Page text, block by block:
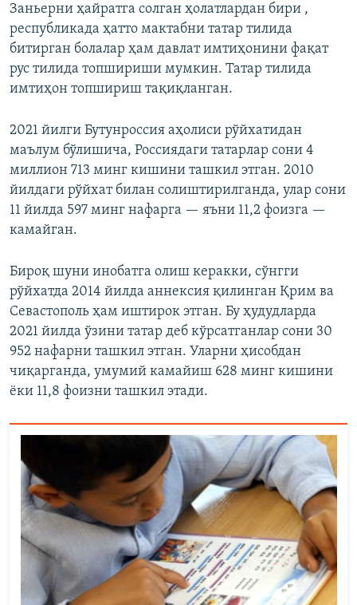
Заньерни ҳайратга солган ҳолатлардан бири ,
республикада ҳатто мактабни татар тилида
битирган болалар ҳам давлат имтиҳонини фақат
рус тилида топшириши мумкин. Татар тилида
имтиҳон топшириш тақиқланган.
2021 йилги Бутунроссия аҳолиси рўйхатидан
маълум бўлишича, Россиядаги татарлар сони 4
миллион 713 минг кишини ташкил этган. 2010
йилдаги рўйхат билан солиштирилганда, улар сони
11 йилда 597 минг нафарга — яъни 11,2 фоизга —
камайган.
Бироқ шуни инобатга олиш керакки, сўнгги
рўйхатда 2014 йилда аннексия қилинган Қрим ва
Севастополь ҳам иштирок этган. Бу ҳудудларда
2021 йилда ўзини татар деб кўрсатганлар сони 30
952 нафарни ташкил этган. Уларни ҳисобдан
чиқарганда, умумий камайиш 628 минг кишини
ёки 11,8 фоизни ташкил этади.